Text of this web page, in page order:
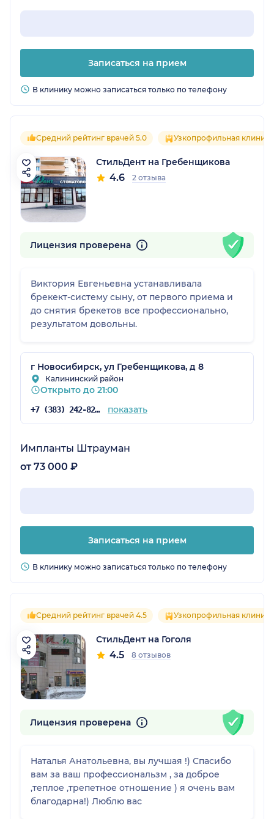
Записаться на прием
В клинику можно записаться только по телефону
Средний рейтинг врачей 5.0 Узкопрофильная клиника
СтильДент на Гребенщикова
4.6 2 отзыва
Лицензия проверена
Виктория Евгеньевна устанавливала
брекект-систему сыну, от первого приема и
до снятия брекетов все профессионально,
результатом довольны.
г Новосибирск, ул Гребенщикова, д 8
Калининский район
Открыто до 21:00
+7 (383) 242-82-57 показать
Импланты Штрауман
от 73 000 ₽
Записаться на прием
В клинику можно записаться только по телефону
Средний рейтинг врачей 4.5 Узкопрофильная клиника
СтильДент на Гоголя
4.5 8 отзывов
Лицензия проверена
Наталья Анатольевна, вы лучшая !) Спасибо
вам за ваш профессиональзм , за доброе
,теплое ,трепетное отношение ) я очень вам
благодарна!) Люблю вас